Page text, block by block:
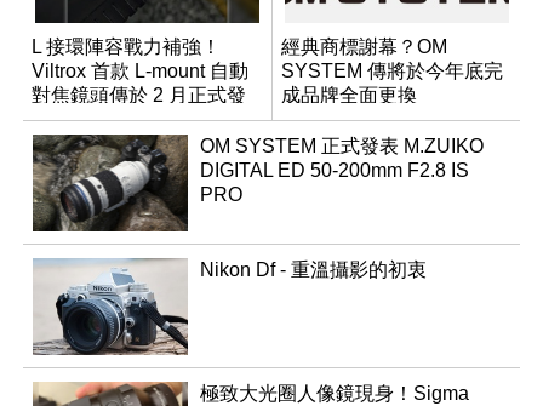
L 接環陣容戰力補強！
Viltrox 首款 L-mount 自動
對焦鏡頭傳於 2 月正式發
表
經典商標謝幕？OM
SYSTEM 傳將於今年底完
成品牌全面更換
OM SYSTEM 正式發表 M.ZUIKO
DIGITAL ED 50-200mm F2.8 IS
PRO
Nikon Df - 重溫攝影的初衷
極致大光圈人像鏡現身！Sigma